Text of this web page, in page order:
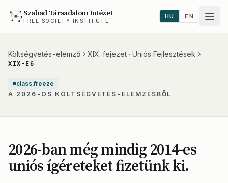
Szabad Társadalom Intézet
FREE SOCIETY INSTITUTE
HU EN
Költségvetés-elemző XIX. fejezet · Uniós Fejlesztések
XIX-E6
class.freeze
A 2026-OS KÖLTSÉGVETÉS-ELEMZÉSBŐL
2026-ban még mindig 2014-es
uniós ígéreteket fizetünk ki.